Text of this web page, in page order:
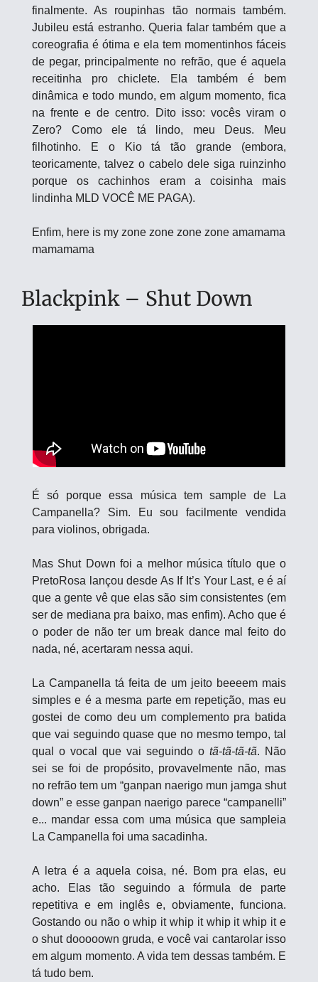
finalmente. As roupinhas tão normais também.
Jubileu está estranho. Queria falar também que a
coreografia é ótima e ela tem momentinhos fáceis
de pegar, principalmente no refrão, que é aquela
receitinha pro chiclete. Ela também é bem
dinâmica e todo mundo, em algum momento, fica
na frente e de centro. Dito isso: vocês viram o
Zero? Como ele tá lindo, meu Deus. Meu
filhotinho. E o Kio tá tão grande (embora,
teoricamente, talvez o cabelo dele siga ruinzinho
porque os cachinhos eram a coisinha mais
lindinha MLD VOCÊ ME PAGA).
Enfim, here is my zone zone zone zone amamama
mamamama
Blackpink – Shut Down
É só porque essa música tem sample de La
Campanella? Sim. Eu sou facilmente vendida
para violinos, obrigada.
Mas Shut Down foi a melhor música título que o
PretoRosa lançou desde As If It’s Your Last, e é aí
que a gente vê que elas são sim consistentes (em
ser de mediana pra baixo, mas enfim). Acho que é
o poder de não ter um break dance mal feito do
nada, né, acertaram nessa aqui.
La Campanella tá feita de um jeito beeeem mais
simples e é a mesma parte em repetição, mas eu
gostei de como deu um complemento pra batida
que vai seguindo quase que no mesmo tempo, tal
qual o vocal que vai seguindo o tã-tã-tã-tã. Não
sei se foi de propósito, provavelmente não, mas
no refrão tem um “ganpan naerigo mun jamga shut
down” e esse ganpan naerigo parece “campanelli”
e... mandar essa com uma música que sampleia
La Campanella foi uma sacadinha.
A letra é a aquela coisa, né. Bom pra elas, eu
acho. Elas tão seguindo a fórmula de parte
repetitiva e em inglês e, obviamente, funciona.
Gostando ou não o whip it whip it whip it whip it e
o shut dooooown gruda, e você vai cantarolar isso
em algum momento. A vida tem dessas também. E
tá tudo bem.